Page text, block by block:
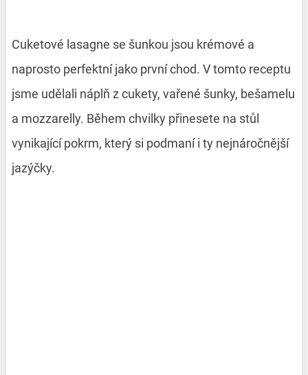
Cuketové lasagne se šunkou jsou krémové a
naprosto perfektní jako první chod. V tomto receptu
jsme udělali náplň z cukety, vařené šunky, bešamelu
a mozzarelly. Během chvilky přinesete na stůl
vynikající pokrm, který si podmaní i ty nejnáročnější
jazýčky.